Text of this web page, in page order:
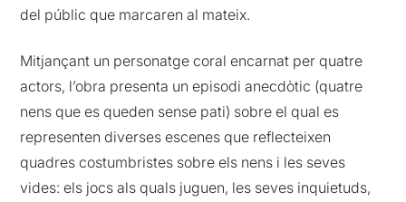
del públic que marcaren al mateix.
Mitjançant un personatge coral encarnat per quatre
actors, l’obra presenta un episodi anecdòtic (quatre
nens que es queden sense pati) sobre el qual es
representen diverses escenes que reflecteixen
quadres costumbristes sobre els nens i les seves
vides: els jocs als quals juguen, les seves inquietuds,